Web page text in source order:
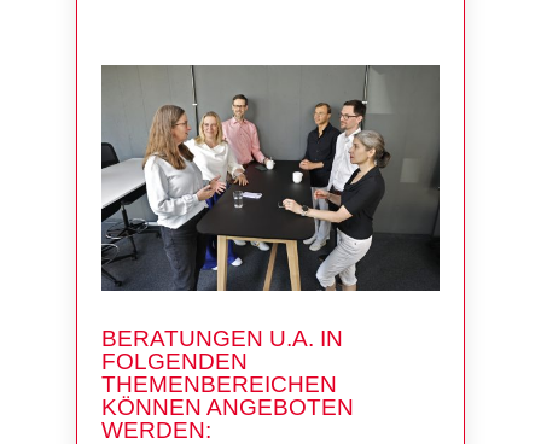
BERATUNGEN U.A. IN
FOLGENDEN
THEMENBEREICHEN
KÖNNEN ANGEBOTEN
WERDEN: